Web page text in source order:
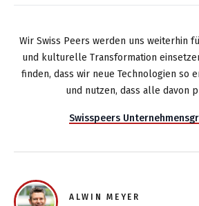
Wir Swiss Peers werden uns weiterhin
und kulturelle Transformation
finden, dass wir neue Technologien so
und nutzen, dass alle davon
Swisspeers
ALWIN MEYER